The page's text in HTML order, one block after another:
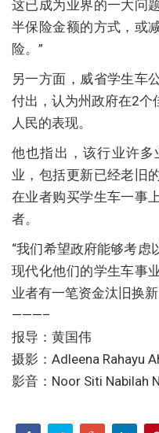
这已成为业界的一大问
半保险金额的方式，或
险。”
另一方面，威省学生车
付出，认为州政府在2个
人民的表现。
他也指出，该行业许
业，包括更新已经老旧
在业者购买学生车一事
者。
“我们希望政府能够考虑
现代化他们的学生车事
业者有一笔资金汰旧换新
———–
报导：黄国伟
摄影：Adleena Rahayu
影音：Noor Siti Nabilah